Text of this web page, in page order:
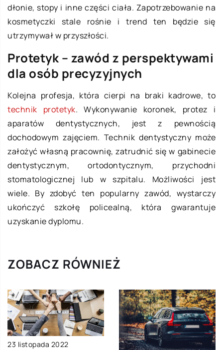
dłonie, stopy i inne części ciała. Zapotrzebowanie na
kosmetyczki stale rośnie i trend ten będzie się
utrzymywał w przyszłości.
Protetyk – zawód z perspektywami
dla osób precyzyjnych
Kolejna profesja, która cierpi na braki kadrowe, to
technik protetyk. Wykonywanie koronek, protez i
aparatów dentystycznych, jest z pewnością
dochodowym zajęciem. Technik dentystyczny może
założyć własną pracownię, zatrudnić się w gabinecie
dentystycznym, ortodontycznym, przychodni
stomatologicznej lub w szpitalu. Możliwości jest
wiele. By zdobyć ten popularny zawód, wystarczy
ukończyć szkołę policealną, która gwarantuje
uzyskanie dyplomu.
ZOBACZ RÓWNIEŻ
23 listopada 2022